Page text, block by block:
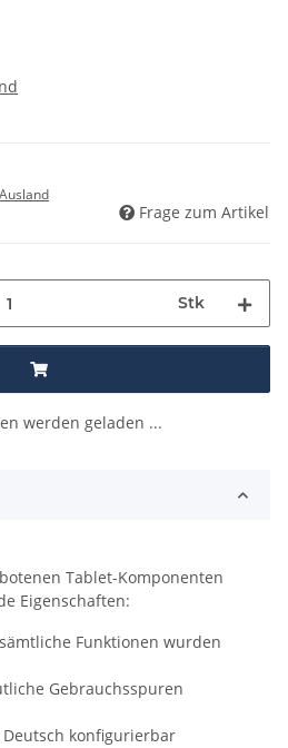
Frage zum Artikel
Stk
werden geladen ...
Tablet-Komponenten
Eigenschaften:
Funktionen wurden
Gebrauchsspuren
konfigurierbar